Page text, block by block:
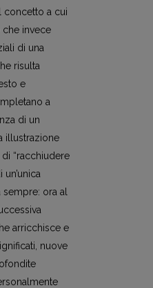
concetto a cui
che invece
di una
risulta
e
a
di un
illustrazione
“racchiudere
un’unica
ora al
arricchisce e
nuove